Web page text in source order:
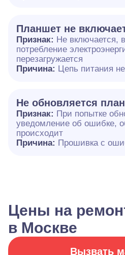
Планшет не
Признак: Не включается,
потребление
перезагружается
Причина: Цепь питания
Не обновляется
Признак: При попытке
уведомление об ошибке,
происходит
Причина: Прошивка с
Цены на
в Москве
Вызвать